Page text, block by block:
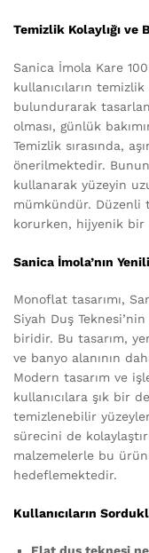
Temizlik Kolaylığı ve
Sanica İmola Kare
kullanıcıların temizlik
bulundurarak
olması, günlük
Temizlik sırasında,
önerilmektedir.
kullanarak yüzeyin
mümkündür. Düzenli
korurken, hijyenik bir
Sanica İmola’nın
Monoflat tasarımı,
Siyah Duş
biridir. Bu tasarım,
ve banyo alanının
Modern tasarım ve
kullanıcılara şık bir
temizlenebilir
sürecini de
malzemelerle bu
hedeflemektedir.
Kullanıcıların